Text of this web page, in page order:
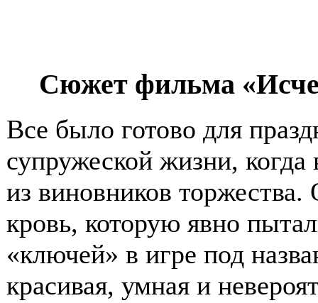
Сюжет фильма
Все было готово для
супружеской жизни,
из виновников
кровь, которую явно
«ключей» в игре под
красивая, умная и